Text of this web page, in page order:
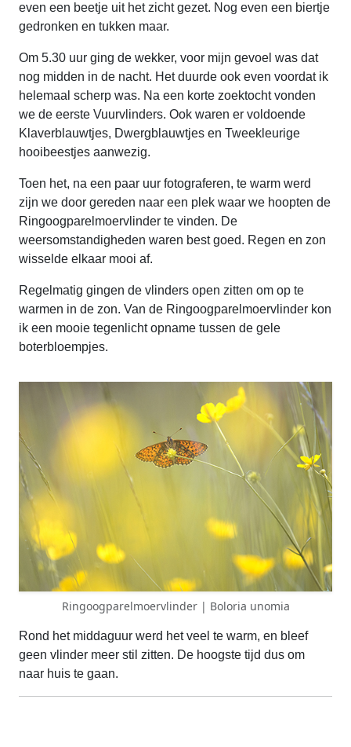
even een beetje uit het zicht gezet. Nog even een biertje
gedronken en tukken maar.
Om 5.30 uur ging de wekker, voor mijn gevoel was dat
nog midden in de nacht. Het duurde ook even voordat ik
helemaal scherp was. Na een korte zoektocht vonden
we de eerste Vuurvlinders. Ook waren er voldoende
Klaverblauwtjes, Dwergblauwtjes en Tweekleurige
hooibeestjes aanwezig.
Toen het, na een paar uur fotograferen, te warm werd
zijn we door gereden naar een plek waar we hoopten de
Ringoogparelmoervlinder te vinden. De
weersomstandigheden waren best goed. Regen en zon
wisselde elkaar mooi af.
Regelmatig gingen de vlinders open zitten om op te
warmen in de zon. Van de Ringoogparelmoervlinder kon
ik een mooie tegenlicht opname tussen de gele
boterbloempjes.
Ringoogparelmoervlinder | Boloria unomia
Rond het middaguur werd het veel te warm, en bleef
geen vlinder meer stil zitten. De hoogste tijd dus om
naar huis te gaan.